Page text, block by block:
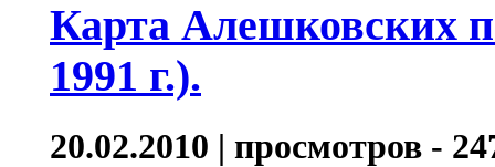
Карта Алешковских
1991 г.).
20.02.2010 | просмотров -